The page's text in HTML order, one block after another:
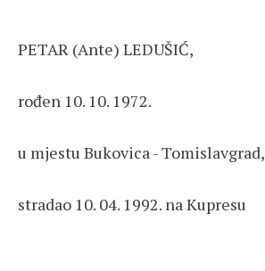
PETAR (Ante) LEDUŠIĆ,
rođen 10. 10. 1972.
u mjestu Bukovica - Tomislavgrad,
stradao 10. 04. 1992. na Kupresu